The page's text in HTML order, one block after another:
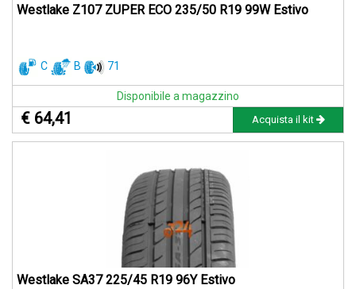
Westlake Z107 ZUPER ECO 235/50 R19 99W Estivo
C B 71
Disponibile a magazzino
€ 64,41 Acquista il kit
Westlake SA37 225/45 R19 96Y Estivo